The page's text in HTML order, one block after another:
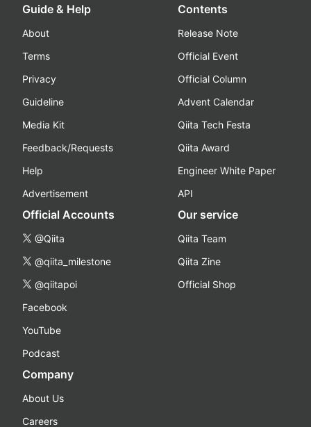
Guide & Help
About
Terms
Privacy
Guideline
Media Kit
Feedback/Requests
Help
Advertisement
Contents
Release Note
Official Event
Official Column
Advent Calendar
Qiita Tech Festa
Qiita Award
Engineer White Paper
API
Official Accounts
@Qiita
@qiita_milestone
@qiitapoi
Facebook
YouTube
Podcast
Our service
Qiita Team
Qiita Zine
Official Shop
Company
About Us
Careers